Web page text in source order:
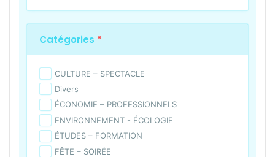
Catégories *
CULTURE – SPECTACLE
Divers
ÉCONOMIE – PROFESSIONNELS
ENVIRONNEMENT - ÉCOLOGIE
ÉTUDES – FORMATION
FÊTE – SOIRÉE